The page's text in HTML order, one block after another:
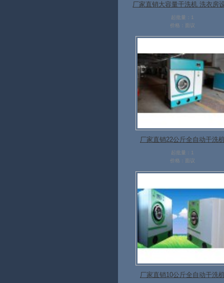
厂家直销大容量干洗机 洗衣房
工业洗衣机
起批量：1
价格：面议
厂家直销22公斤全自动干洗
起批量：1
价格：面议
厂家直销10公斤全自动干洗